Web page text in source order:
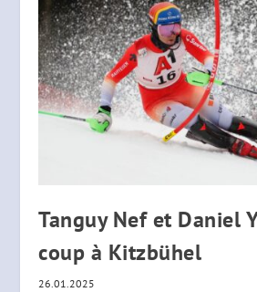
Tanguy Nef et Daniel
coup à Kitzbühel
26.01.2025